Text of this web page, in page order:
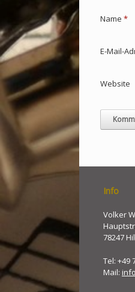
Name *
E-Mail-
Website
Info
Volker
78247
Tel: +49
Mail: